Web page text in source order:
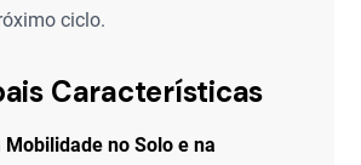
ciclo.
Características
Mobilidade no Solo e na